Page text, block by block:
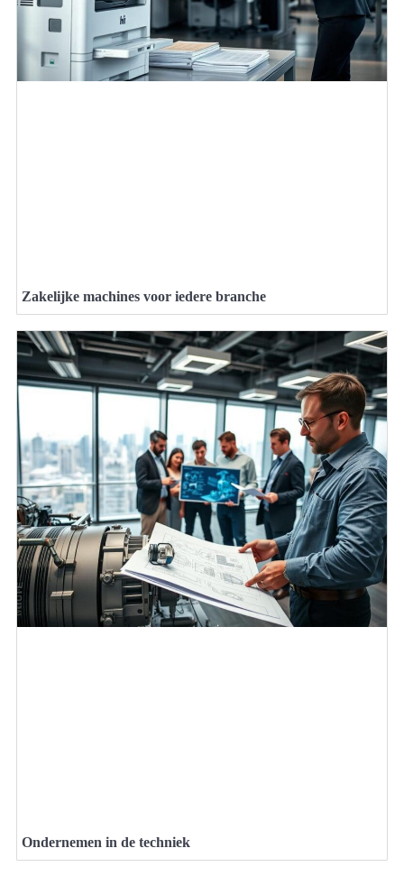
Zakelijke machines voor iedere branche
Ondernemen in de techniek